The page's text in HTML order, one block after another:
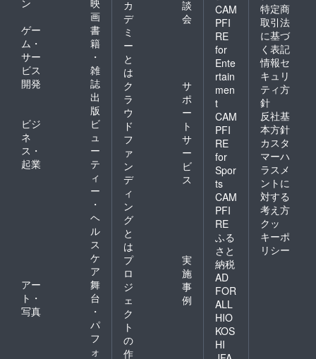
画
ゲー
ム・
サー
ビス
開発
書
籍
・
雑
誌
出
版
ビジ
ネ
ス・
起業
ビ
ュ
ー
テ
ィ
ー
・
ヘ
ル
ス
ケ
ア
アー
ト・
写真
舞
台
・
パ
フ
ォ
カ
デ
ミ
ー
と
は
談
会
ク
ラ
ウ
ド
フ
ァ
ン
デ
ィ
ン
グ
と
は
サ
ポ
ー
ト
サ
ー
ビ
ス
プ
ロ
ジ
ェ
ク
ト
の
作
実
施
事
例
CAM
PFI
RE
for
Ente
rtain
men
t
CAM
PFI
RE
for
Spor
ts
CAM
PFI
RE
ふる
さと
納税
AD
FOR
ALL
HIO
KOS
HI
特定商
取引法
に基づ
く表記
情報セ
キュリ
ティ方
針
反社基
本方針
カスタ
マーハ
ラスメ
ントに
対する
考え方
クッ
キーポ
リシー